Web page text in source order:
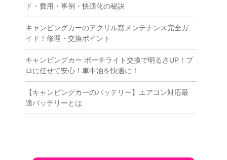
ド・費用・事例・快適化の秘訣
キャンピングカーのアクリル窓メンテナンス完全ガ
イド！修理・交換ポイント
キャンピングカー ポーチライト交換で明るさUP！プ
ロに任せて安心！車中泊を快適に！
【キャンピングカーのバッテリー】エアコン対応最
適バッテリーとは